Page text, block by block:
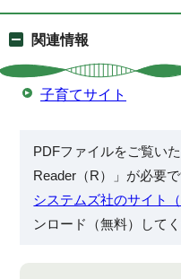
関連情報
子育てサイト
PDFファイルをご覧い
Reader（R）」が必要
システムズ社のサイト
ンロード（無料）してく